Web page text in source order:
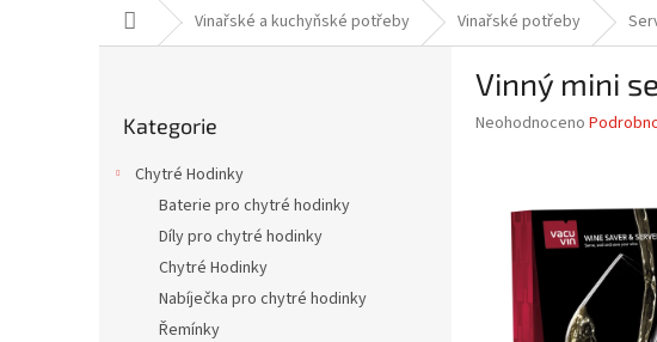
Domů Vinařské a kuchyňské potřeby Vinařské potřeby
kategorie
Kategorie
Chytré Hodinky
Baterie pro chytré hodinky
Díly pro chytré hodinky
Chytré Hodinky
Nabíječka pro chytré hodinky
Řemínky
Vinný mini
Průměrné
hvězdiček.
Neohodnoceno